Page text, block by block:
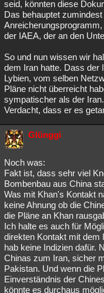
seid, könnten diese
Das behauptet
der IAEA, der an den
So und nun wissen wir
dem Iran hatte. Dass der
Lybien, vom selben
Pläne nicht überreicht
sympatischer als der
Verdacht, dass er es
Glünggi
Noch was:
Fakt ist, dass sehr viel
Bombenbau aus China
Was mit Khan's Kontakt
keine Ahnung ob die
die Pläne an Khan
Ich halte es auch für
direkten Kontakt mit dem
hab keine Indizien dafür.
Chinas zum Iran, sicher
Pakistan. Und wenn die
Einverständnis der
könnte es durchaus